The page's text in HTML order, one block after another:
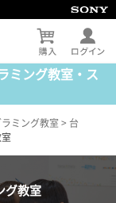
ミング教室・ス
ミング教室 > 台
室
グ教室